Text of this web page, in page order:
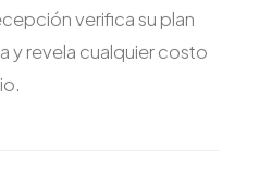
verifica su plan
y revela cualquier costo